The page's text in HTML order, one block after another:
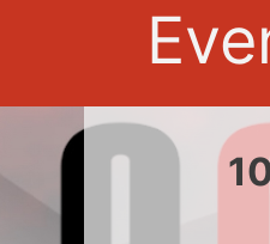
da